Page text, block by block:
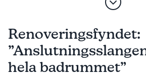
Renoveringsfyndet:
hela badrummet”